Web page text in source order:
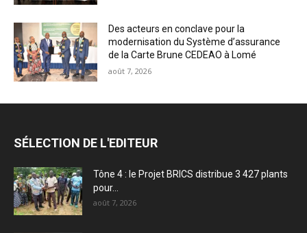
Des acteurs en conclave pour la
modernisation du Système d’assurance
de la Carte Brune CEDEAO à Lomé
août 7, 2026
SÉLECTION DE L'EDITEUR
Tône 4 : le Projet BRICS distribue 3 427 plants
pour...
août 7, 2026